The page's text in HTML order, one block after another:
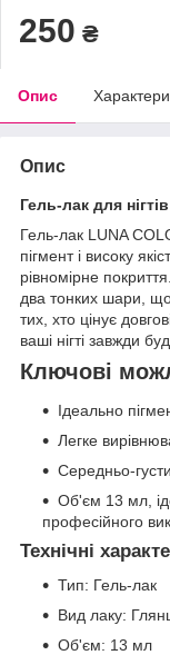
250 ₴
Опис
Опис
Гель-лак для
Гель-лак LUNA
пігмент і високу
рівномірне
два тонких шари,
тих, хто цінує
ваші нігті завжди
Ключові
Ідеально
Легке
Середньо-
Об'єм 13 мл,
професійного
Технічні
Тип: Гель-лак
Вид лаку:
Об'єм: 13 мл